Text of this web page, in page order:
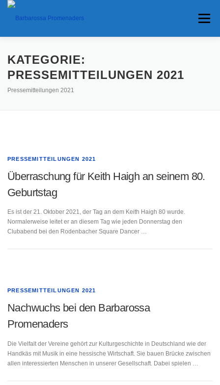
Menü
KONTAKTE HOME
TERMINE TERMINE
KATEGORIE:
PRESSEMITTEILUNGEN 2021
Pressemitteilungen 2021
PRESSEMITTEILUNGEN 2021
Überraschung für Keith Haigh an seinem 80.
Geburtstag
Es ist der 21. Oktober 2021, der Tag an dem Keith Haigh 80 wurde.
Normalerweise leitet er an diesem Tag wie jeden Donnerstag den
Clubabend bei den Rodenbacher Square Dancer …
PRESSEMITTEILUNGEN 2021
Nachwuchs bei den Barbarossa
Promenaders
Die Vielfalt der Vereine gehört zur Kulturgeschichte in Deutschland wie der
Handkäs mit Musik in eine hessische Wirtschaft. Sie bauen Brücke zwischen
allen interessierten Menschen in unserer Gesellschaft. Dabei spielen …